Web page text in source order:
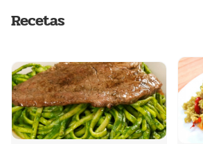
Recetas